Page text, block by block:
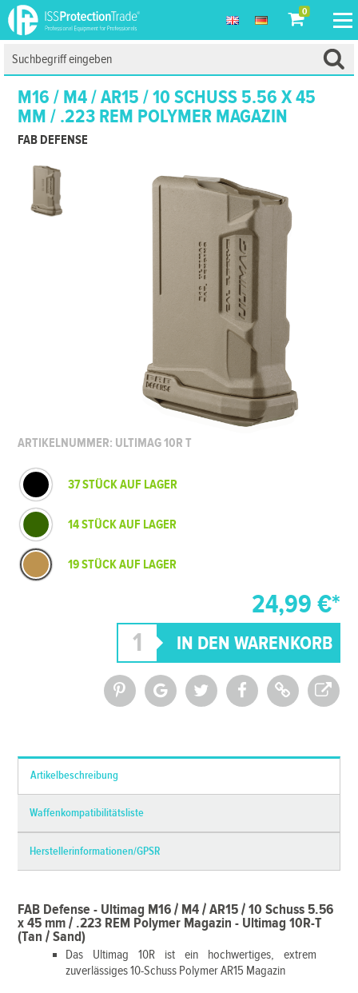
0
M16 / M4 / AR15 / 10 SCHUSS 5.56 X 45
MM / .223 REM POLYMER MAGAZIN
FAB DEFENSE
ARTIKELNUMMER: ULTIMAG 10R T
37 STÜCK AUF LAGER
14 STÜCK AUF LAGER
19 STÜCK AUF LAGER
24,99 €*
Artikelbeschreibung
Waffenkompatibilitätsliste
Herstellerinformationen/GPSR
FAB Defense - Ultimag M16 / M4 / AR15 / 10 Schuss 5.56
x 45 mm / .223 REM Polymer Magazin - Ultimag 10R-T
(Tan / Sand)
Das Ultimag 10R ist ein hochwertiges, extrem
zuverlässiges 10-Schuss Polymer AR15 Magazin